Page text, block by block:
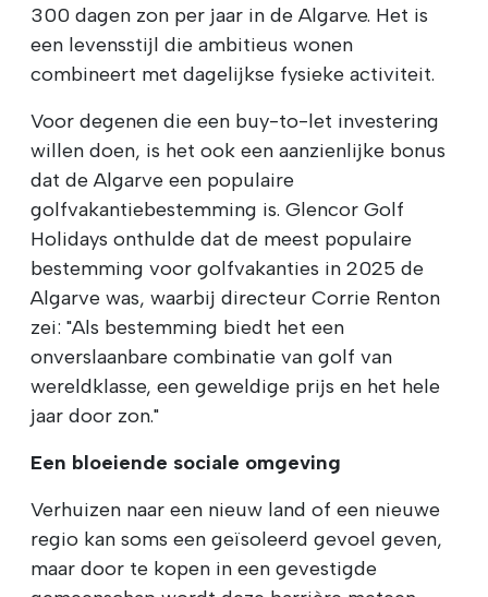
300 dagen zon per jaar in de Algarve. Het is
een levensstijl die ambitieus wonen
combineert met dagelijkse fysieke activiteit.
Voor degenen die een buy-to-let investering
willen doen, is het ook een aanzienlijke bonus
dat de Algarve een populaire
golfvakantiebestemming is. Glencor Golf
Holidays onthulde dat de meest populaire
bestemming voor golfvakanties in 2025 de
Algarve was, waarbij directeur Corrie Renton
zei: "Als bestemming biedt het een
onverslaanbare combinatie van golf van
wereldklasse, een geweldige prijs en het hele
jaar door zon."
Een bloeiende sociale omgeving
Verhuizen naar een nieuw land of een nieuwe
regio kan soms een geïsoleerd gevoel geven,
maar door te kopen in een gevestigde